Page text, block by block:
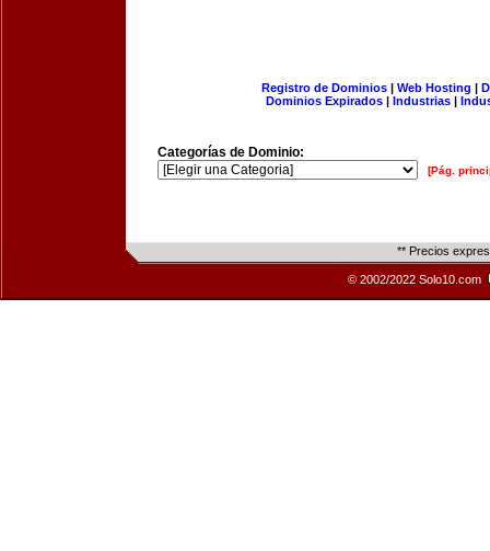
Registro de Dominios| Web Hosting |
Dominios Expirados | Industrias |
Categorías de Dominio:
[Pág.
** Precios
© 2002/2022 Solo10.com